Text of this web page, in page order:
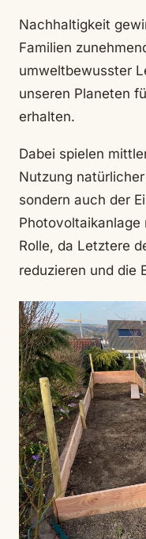
Nachhaltigkeit
Familien
umweltbewusster
unseren Planeten
erhalten.
Dabei spielen
Nutzung
sondern auch der
Rolle, da Letztere
reduzieren und die